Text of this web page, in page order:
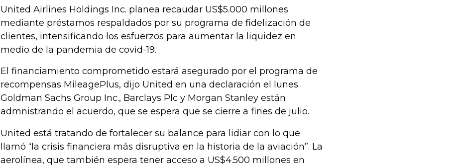
United Airlines Holdings Inc. planea recaudar US$5.000 millones
mediante préstamos respaldados por su programa de fidelización de
clientes, intensificando los esfuerzos para aumentar la liquidez en
medio de la pandemia de covid-19.
El financiamiento comprometido estará asegurado por el programa de
recompensas MileagePlus, dijo United en una declaración el lunes.
Goldman Sachs Group Inc., Barclays Plc y Morgan Stanley están
admnistrando el acuerdo, que se espera que se cierre a fines de julio.
United está tratando de fortalecer su balance para lidiar con lo que
llamó “la crisis financiera más disruptiva en la historia de la aviación”. La
aerolínea, que también espera tener acceso a US$4.500 millones en